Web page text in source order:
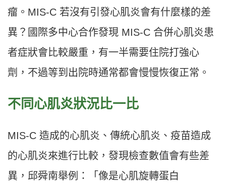
瘤。MIS-C 若沒有引發心肌炎會有什麼樣的差
異？國際多中心合作發現 MIS-C 合併心肌炎患
者症狀會比較嚴重，有一半需要住院打強心
劑，不過等到出院時通常都會慢慢恢復正常。
不同心肌炎狀況比一比
MIS-C 造成的心肌炎、傳統心肌炎、疫苗造成
的心肌炎來進行比較，發現檢查數值會有些差
異，邱舜南舉例：「像是心肌旋轉蛋白